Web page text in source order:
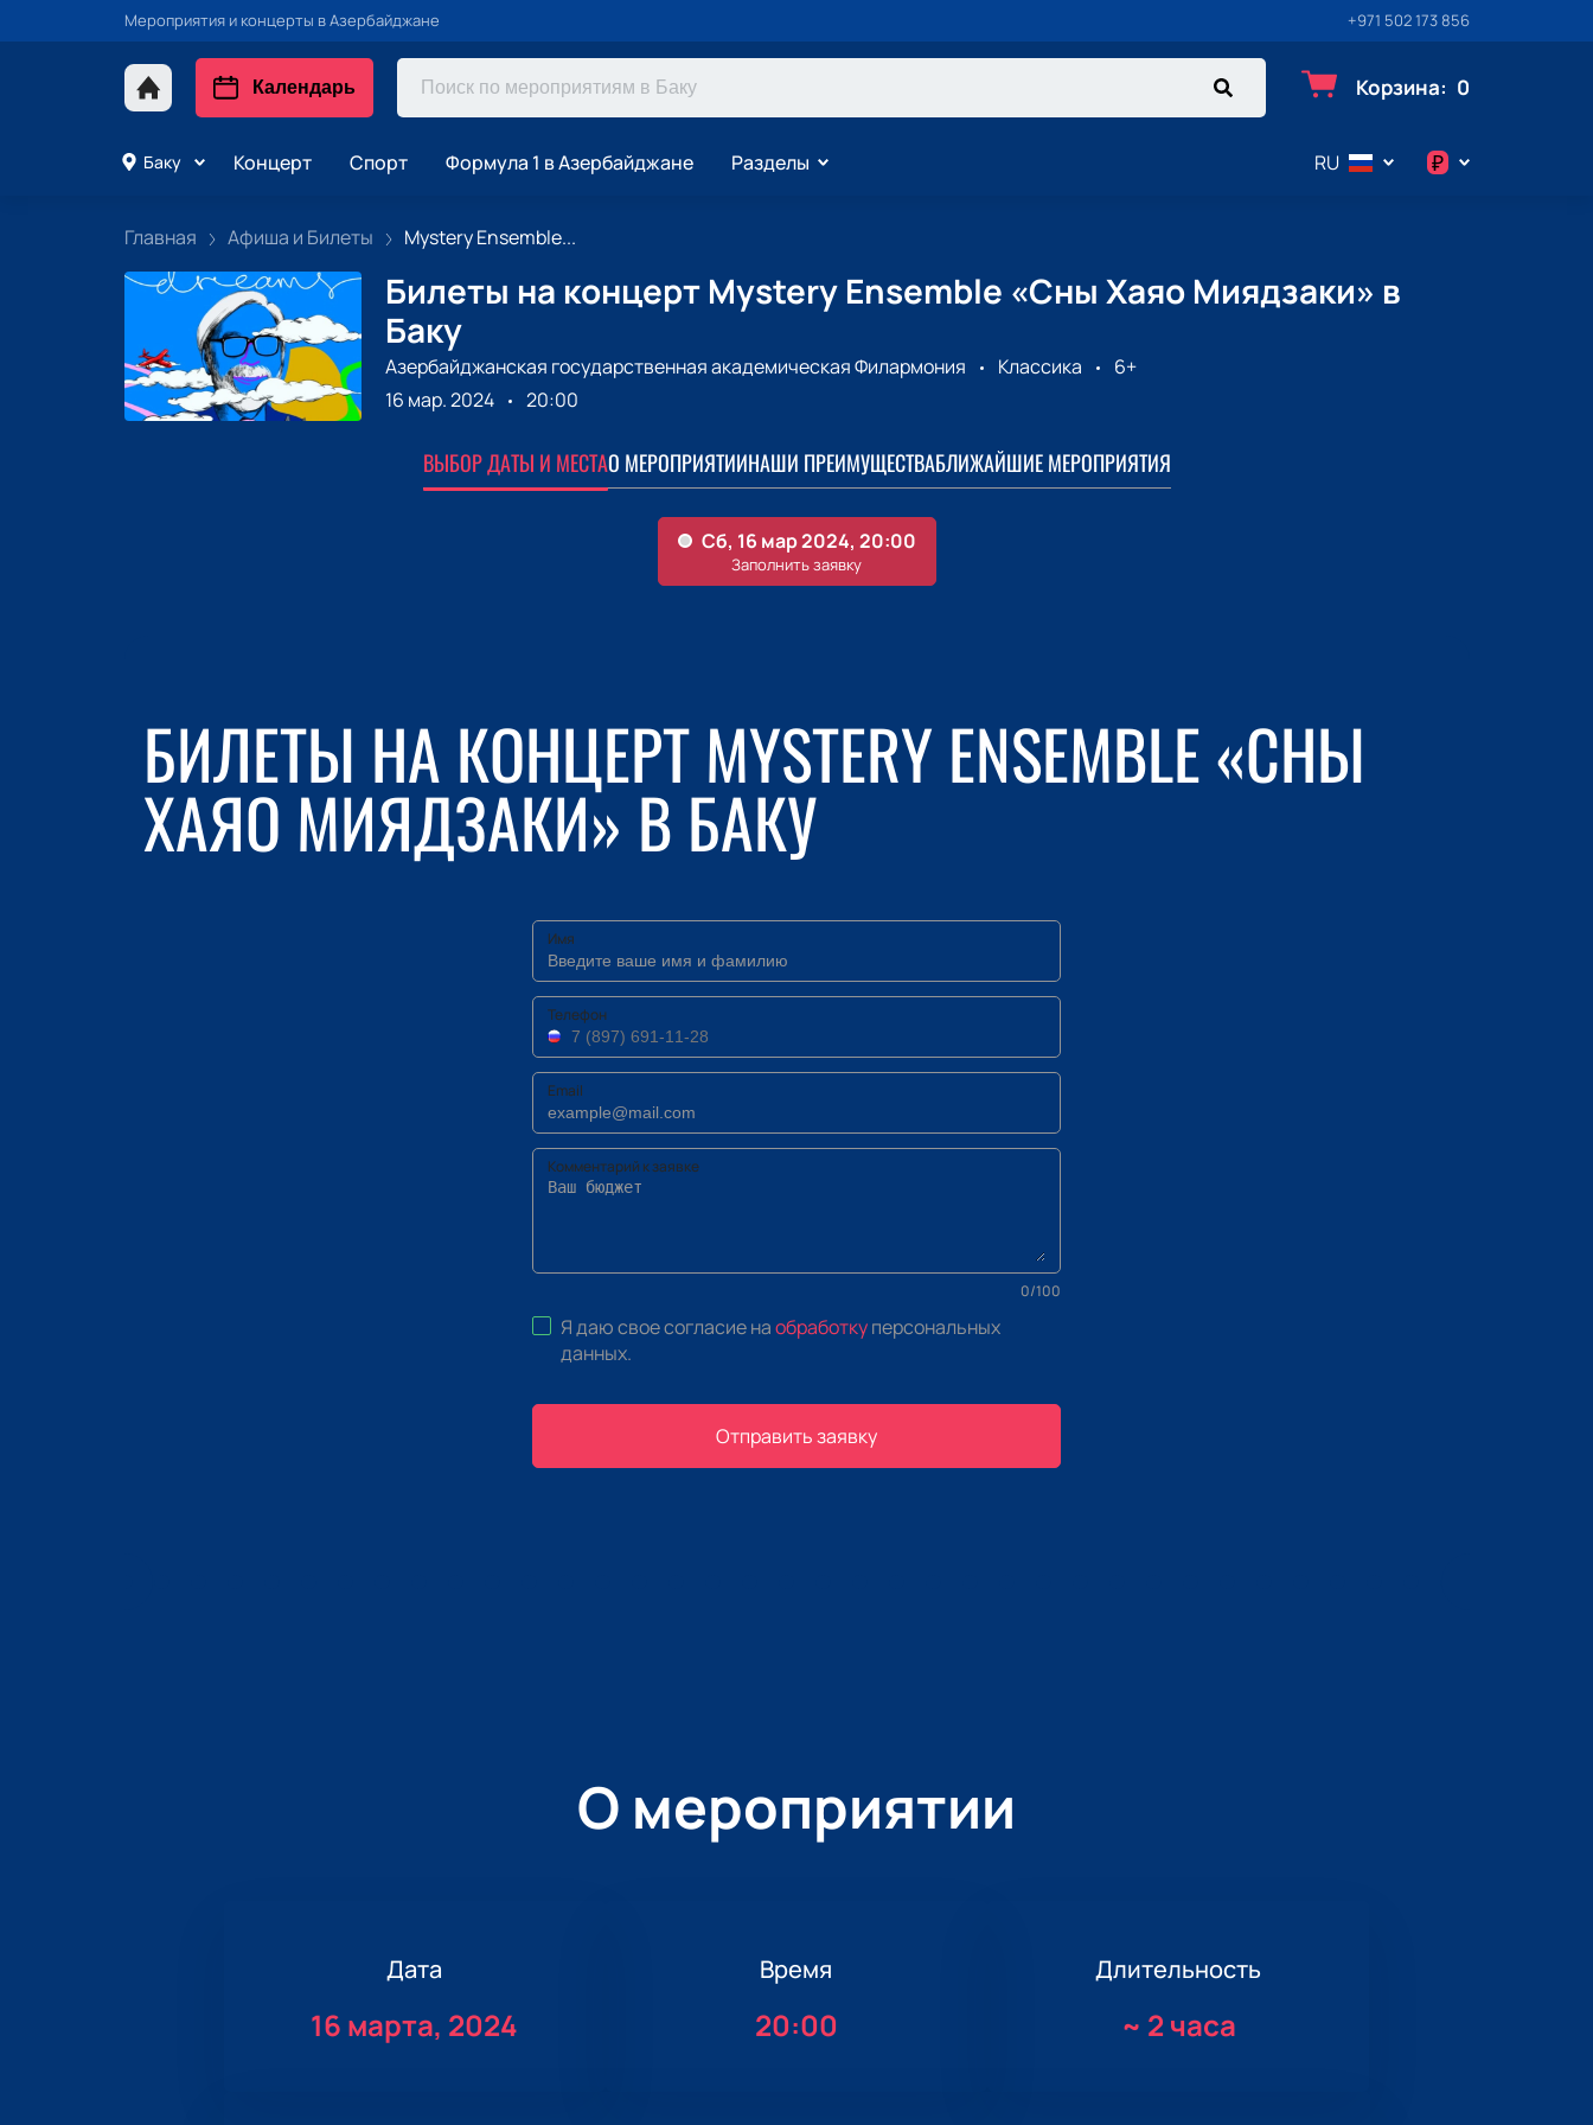
Мероприятия и концерты в Азербайджане +971 502 173 856
Календарь Корзина: 0
Баку Концерт Спорт Формула 1 в Азербайджане Разделы RU ₽
Главная Афиша и Билеты Mystery Ensemble...
Билеты на концерт Mystery Ensemble «Сны Хаяо Миядзаки» в
Баку
Азербайджанская государственная академическая Филармония Классика
6+
16 мар. 2024
20:00
ВЫБОР ДАТЫ И МЕСТАО МЕРОПРИЯТИИНАШИ ПРЕИМУЩЕСТВАБЛИЖАЙШИЕ МЕРОПРИЯТИЯ
БИЛЕТЫ НА КОНЦЕРТ MYSTERY ENSEMBLE «СНЫ
ХАЯО МИЯДЗАКИ» В БАКУ
Имя
Телефон
Email
Комментарий к заявке
0/100
Я даю свое согласие наобработкуперсональных
данных.
Отправить заявку
О мероприятии
Дата
16 марта, 2024
Время
20:00
Длительность
~ 2 часа